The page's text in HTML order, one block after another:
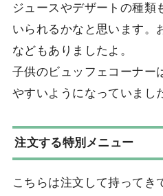
ジュースやデザートの種類
いられるかなと思います。
などもありましたよ。
子供のビュッフェコーナー
やすいようになっていまし
注文する特別メニュー
こちらは注文して持ってき